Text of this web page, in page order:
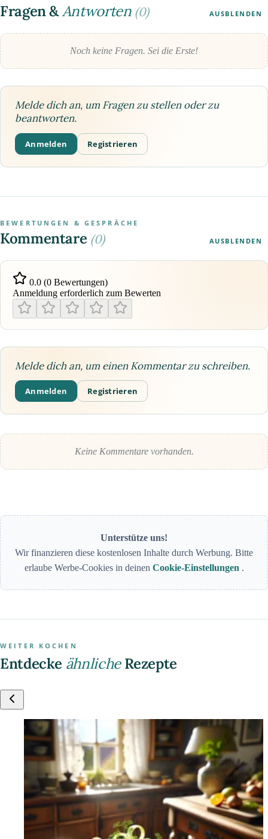
Fragen &Antworten (0) AUSBLENDEN
Noch keine Fragen. Sei die Erste!
Melde dich an, um Fragen zu stellen oder zu
beantworten.
Anmelden Registrieren
BEWERTUNGEN & GESPRÄCHE
Kommentare (0) AUSBLENDEN
0.0 (0 Bewertungen)
Anmeldung erforderlich zum Bewerten
Melde dich an, um einen Kommentar zu schreiben.
Anmelden Registrieren
Keine Kommentare vorhanden.
Unterstütze uns!
Wir finanzieren diese kostenlosen Inhalte durch Werbung. Bitte
erlaube Werbe-Cookies in deinen Cookie-Einstellungen .
WEITER KOCHEN
Entdecke ähnlicheRezepte